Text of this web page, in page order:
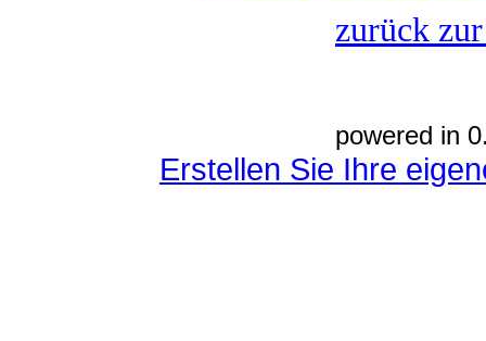
zurück
powered in
Erstellen Sie Ihre